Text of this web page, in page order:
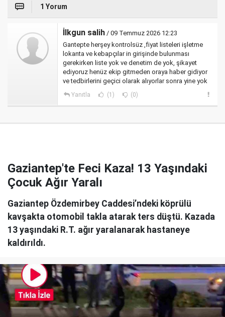
1 Yorum
İlkgun salih / 09 Temmuz 2026 12:23
Gantepte herşey kontrolsüz ,fiyat listeleri işletme
lokanta ve kebapçılar in girişinde bulunması
gerekirken liste yok ve denetim de yok, şikayet
ediyoruz henüz ekip gitmeden oraya haber gidiyor
ve tedbirlerini geçici olarak alıyorlar sonra yine yok
Yanıtla (1) (0)
Gaziantep'te Feci Kaza! 13 Yaşındaki
Çocuk Ağır Yaralı
Gaziantep Özdemirbey Caddesi’ndeki köprülü
kavşakta otomobil takla atarak ters düştü. Kazada
13 yaşındaki R.T. ağır yaralanarak hastaneye
kaldırıldı.